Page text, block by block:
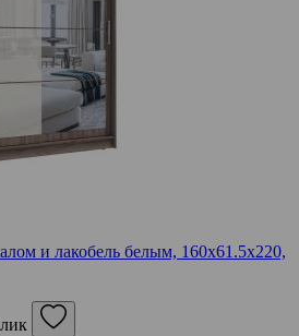
и лакобель белым, 160х61.5х220,